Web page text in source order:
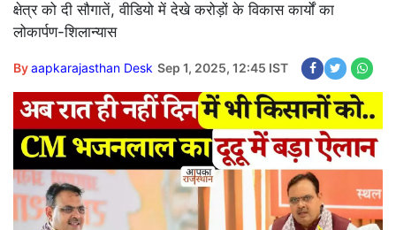
क्षेत्र को दी सौगातें, वीडियो में देखे करोड़ों के विकास कार्यों का
लोकार्पण-शिलान्यास
Byaapkarajasthan Desk Sep 1, 2025, 12:45 IST